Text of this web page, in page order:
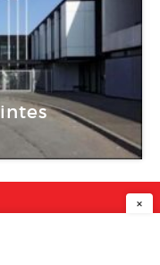
×